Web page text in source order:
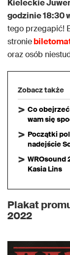
Kieleckie
godzinie 18:30
tego przegapić!
stronie
oraz osób
Zobacz także
Co
wam się
Początki
nadejście
WROsound
Kasia Lins
Plakat
2022